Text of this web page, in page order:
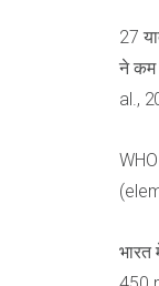
27
ने कम
al.,
भारत